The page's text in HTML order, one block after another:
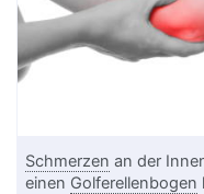
Schmerzen an der
einen Golferellenbogen